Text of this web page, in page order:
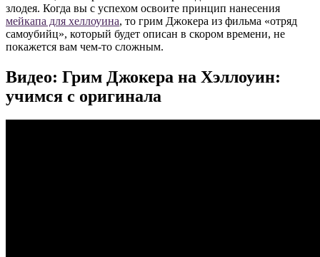
злодея. Когда вы с успехом освоите принцип нанесения
мейкапа для хеллоуина, то грим Джокера из фильма «отряд
самоубийц», который будет описан в скором времени, не
покажется вам чем-то сложным.
Видео: Грим Джокера на Хэллоуин:
учимся с оригинала